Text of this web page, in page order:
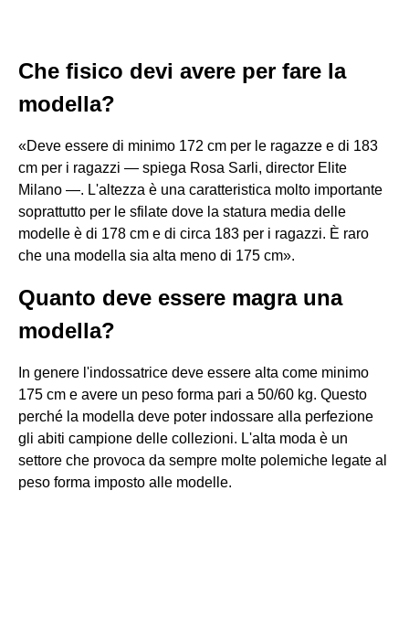
Che fisico devi avere per fare la
modella?
«Deve essere di minimo 172 cm per le ragazze e di 183
cm per i ragazzi — spiega Rosa Sarli, director Elite
Milano —. L'altezza è una caratteristica molto importante
soprattutto per le sfilate dove la statura media delle
modelle è di 178 cm e di circa 183 per i ragazzi. È raro
che una modella sia alta meno di 175 cm».
Quanto deve essere magra una
modella?
In genere l'indossatrice deve essere alta come minimo
175 cm e avere un peso forma pari a 50/60 kg. Questo
perché la modella deve poter indossare alla perfezione
gli abiti campione delle collezioni. L'alta moda è un
settore che provoca da sempre molte polemiche legate al
peso forma imposto alle modelle.